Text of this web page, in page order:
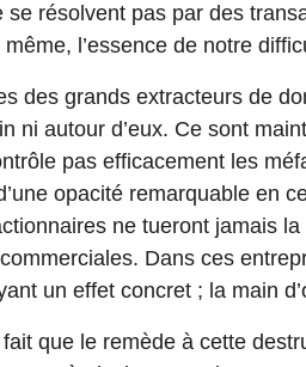
résolvent pas par des
l’essence de notre
des grands extracteurs de
ni autour d’eux. Ce sont
pas efficacement les
opacité remarquable en
ne tueront jamais
Dans ces
un effet concret ; la main
que le remède à cette